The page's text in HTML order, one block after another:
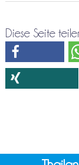
Diese Seite